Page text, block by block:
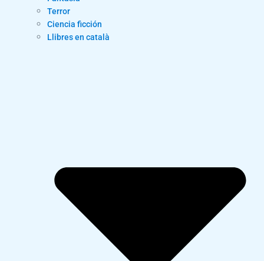
Terror
Ciencia ficción
Llibres en català